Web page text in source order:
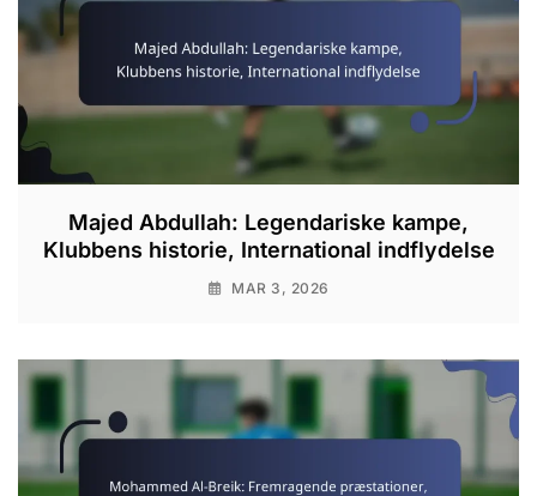
Majed Abdullah: Legendariske kampe,
Klubbens historie, International indflydelse
MAR 3, 2026